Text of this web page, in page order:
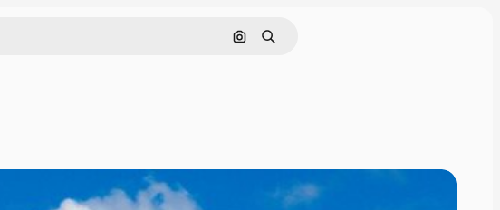
Поиск по изображению
Поиск